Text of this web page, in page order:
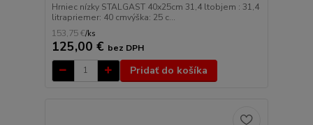
Hrniec nízky STALGAST 40x25cm 31,4 ltobjem : 31,4
litrapriemer: 40 cmvýška: 25 c...
153,75 €/ks
125,00 € bez DPH
Pridať do košíka